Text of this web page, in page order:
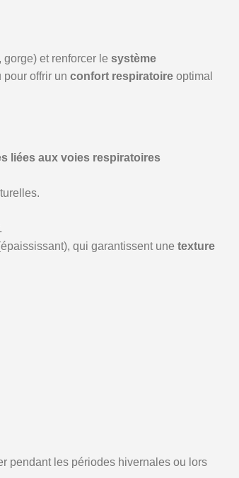
et renforcer le système
pour offrir un confort respiratoire optimal
liées aux voies respiratoires
.
qui garantissent une texture
pendant les périodes hivernales ou lors